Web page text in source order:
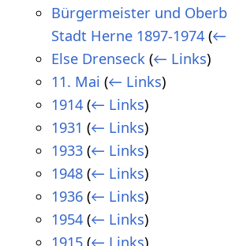
Bürgermeister und
Stadt Herne 1897-1974 (←
Else Drenseck (← Links)
11. Mai (← Links)
1914 (← Links)
1931 (← Links)
1933 (← Links)
1948 (← Links)
1936 (← Links)
1954 (← Links)
1915 (← Links)